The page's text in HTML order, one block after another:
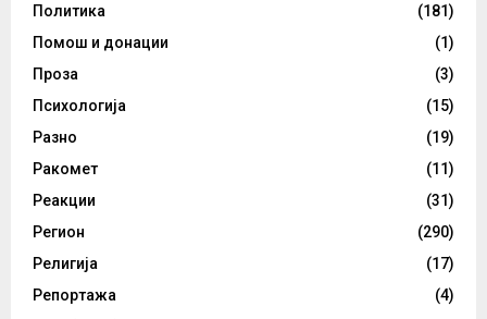
Политика
(181)
Помош и донации
(1)
Проза
(3)
Психологија
(15)
Разно
(19)
Ракомет
(11)
Реакции
(31)
Регион
(290)
Религија
(17)
Репортажа
(4)